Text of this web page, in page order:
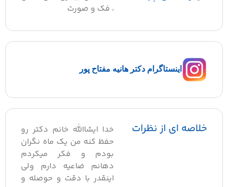
، فک و صورت
اینستاگرام دکتر هانیه مفتاح پور
خلاصه ای از نظرات
خدا ایشاالله خانم دکتر رو
حفظ کنه من یک ماه نگران
بودم و فکر میکردم
دهانم ضاعیه دارم ولی
اینقدر با دقت و حوصله و